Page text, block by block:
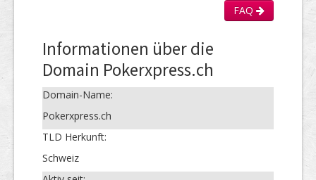
FAQ
Informationen über die
Domain Pokerxpress.ch
Domain-Name:
Pokerxpress.ch
TLD Herkunft:
Schweiz